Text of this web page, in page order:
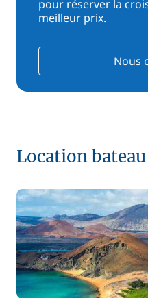
pour réserver la
meilleur prix.
Nous
Location bateau